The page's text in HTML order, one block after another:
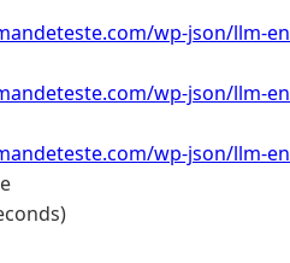
wp-json/llm-
wp-json/llm-
wp-json/llm-